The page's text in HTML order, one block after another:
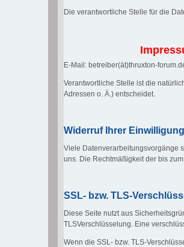
Die verantwortliche Stelle für die
E-Mail: betreiber(ät)thruxton-
Verantwortliche Stelle ist die
Adressen o. Ä.) entscheidet.
Widerruf Ihrer
Viele Datenverarbeitungsvorgänge
uns. Die Rechtmäßigkeit der bis
SSL- bzw. TLS-
Diese Seite nutzt aus
TLSVerschlüsselung. Eine
Wenn die SSL- bzw. TLS-